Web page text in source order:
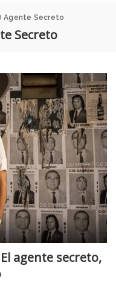
Agente Secreto
Secreto
agente secreto,